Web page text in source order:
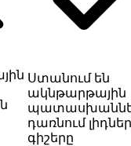
Ստանում են
ակնթարթային
դառնում
գիշերը